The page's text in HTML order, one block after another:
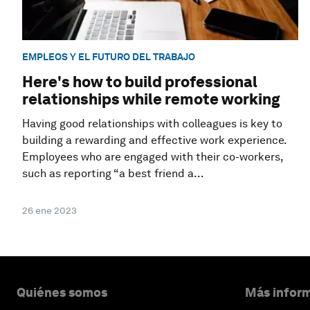
EMPLEOS Y EL FUTURO DEL TRABAJO
Here's how to build professional
relationships while remote working
Having good relationships with colleagues is key to
building a rewarding and effective work experience.
Employees who are engaged with their co-workers,
such as reporting “a best friend a...
26 ene 2023
Quiénes somos Más